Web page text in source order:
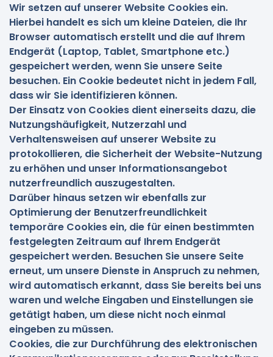
Wir setzen auf unserer Website Cookies ein.
Hierbei handelt es sich um kleine Dateien, die Ihr
Browser automatisch erstellt und die auf Ihrem
Endgerät (Laptop, Tablet, Smartphone etc.)
gespeichert werden, wenn Sie unsere Seite
besuchen. Ein Cookie bedeutet nicht in jedem Fall,
dass wir Sie identifizieren können.
Der Einsatz von Cookies dient einerseits dazu, die
Nutzungshäufigkeit, Nutzerzahl und
Verhaltensweisen auf unserer Website zu
protokollieren, die Sicherheit der Website-Nutzung
zu erhöhen und unser Informationsangebot
nutzerfreundlich auszugestalten.
Darüber hinaus setzen wir ebenfalls zur
Optimierung der Benutzerfreundlichkeit
temporäre Cookies ein, die für einen bestimmten
festgelegten Zeitraum auf Ihrem Endgerät
gespeichert werden. Besuchen Sie unsere Seite
erneut, um unsere Dienste in Anspruch zu nehmen,
wird automatisch erkannt, dass Sie bereits bei uns
waren und welche Eingaben und Einstellungen sie
getätigt haben, um diese nicht noch einmal
eingeben zu müssen.
Cookies, die zur Durchführung des elektronischen